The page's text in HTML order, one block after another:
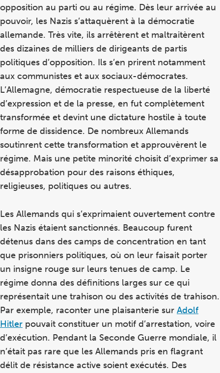
opposition au parti ou au régime. Dès leur arrivée au
pouvoir, les Nazis s’attaquèrent à la démocratie
allemande. Très vite, ils arrêtèrent et maltraitèrent
des dizaines de milliers de dirigeants de partis
politiques d’opposition. Ils s’en prirent notamment
aux communistes et aux sociaux-démocrates.
L’Allemagne, démocratie respectueuse de la liberté
d’expression et de la presse, en fut complètement
transformée et devint une dictature hostile à toute
forme de dissidence. De nombreux Allemands
soutinrent cette transformation et approuvèrent le
régime. Mais une petite minorité choisit d’exprimer sa
désapprobation pour des raisons éthiques,
religieuses, politiques ou autres.
Les Allemands qui s’exprimaient ouvertement contre
les Nazis étaient sanctionnés. Beaucoup furent
détenus dans des camps de concentration en tant
que prisonniers politiques, où on leur faisait porter
un insigne rouge sur leurs tenues de camp. Le
régime donna des définitions larges sur ce qui
représentait une trahison ou des activités de trahison.
Par exemple, raconter une plaisanterie sur Adolf
Hitler pouvait constituer un motif d’arrestation, voire
d’exécution. Pendant la Seconde Guerre mondiale, il
n’était pas rare que les Allemands pris en flagrant
délit de résistance active soient exécutés. Des